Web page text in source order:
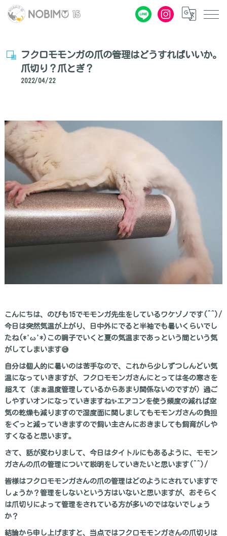
フクロモモンガの爪の管理はどうすればいいか。
爪切り？爪とぎ？
2022/04/22
こんにちは、のびも15でモモンガ先生をしているワケゾノです(^^)/
今日は突然気温が上がり、日中外にでると半袖でも暑いくらいでし
たね(*'ω'*)この調子でいくと夏の気温まであっという間という気
がしてしまいます😅
自分は個人的に暑いのは苦手なので、これから少しずつしんどい気
温になっていきますが、フクロモモンガさんにとっては冬の寒さを
超えて（まぁ温度管理しているからあまり関係ないのですが）過ご
しやすいオンになっていきますね✨エアコンを使う頻度の減れば空
気の乾燥も減りますので湿度面に関しましてもモモンガさんの負担
をぐっと減っていきますので飼い主さんにおきましても飼育がしや
すくなると思います。
さて、話が変わりまして、今日はタイトルにもあるように、モモン
ガさんの爪の管理について説明をしていきたいと思います(^^)/
皆様はフクロモモンガさんの爪の管理はどのようにされていますで
しょうか？管理をしないという方はいないと思いますが、おそらく
は爪切りによって管理をされている方が多いのではないでしょう
か？
結論から申し上げますと、当点ではフクロモモンガさんの爪切りは